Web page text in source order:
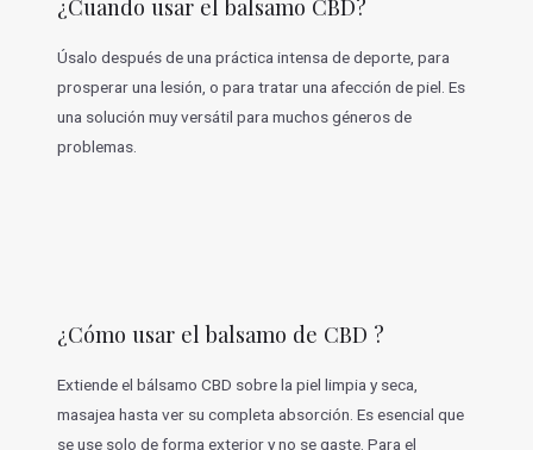
¿Cuando usar el balsamo CBD?
Úsalo después de una práctica intensa de deporte, para
prosperar una lesión, o para tratar una afección de piel. Es
una solución muy versátil para muchos géneros de
problemas.
¿Cómo usar el balsamo de CBD ?
Extiende el bálsamo CBD sobre la piel limpia y seca,
masajea hasta ver su completa absorción. Es esencial que
se use solo de forma exterior y no se gaste. Para el